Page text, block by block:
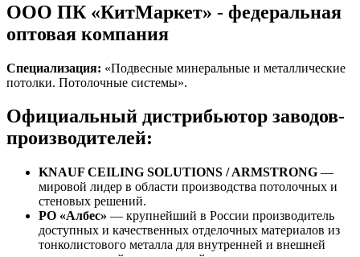
ООО ПК «КитМаркет» - федеральная
оптовая компания
Специализация: «Подвесные минеральные и металлические
потолки. Потолочные системы».
Официальный дистрибьютор заводов-
производителей:
KNAUF CEILING SOLUTIONS / ARMSTRONG —
мировой лидер в области производства потолочных и
стеновых решений.
РО «Албес» — крупнейший в России производитель
доступных и качественных отделочных материалов из
тонколистового металла для внутренней и внешней